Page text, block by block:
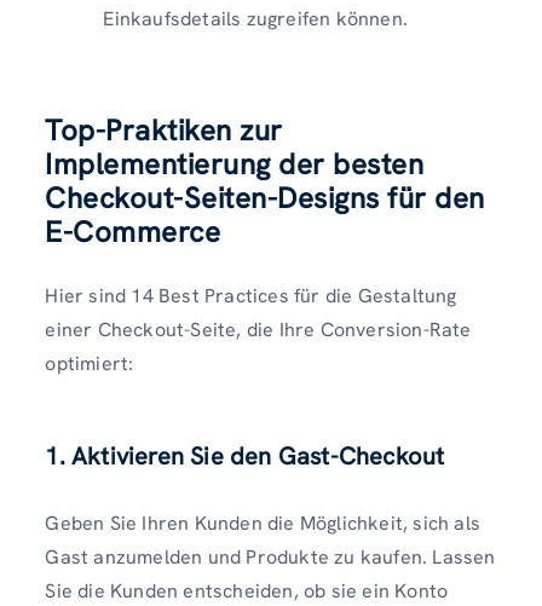
Einkaufsdetails zugreifen können.
Top-Praktiken zur
Implementierung der besten
Checkout-Seiten-Designs für den
E-Commerce
Hier sind 14 Best Practices für die Gestaltung
einer Checkout-Seite, die Ihre Conversion-Rate
optimiert:
1. Aktivieren Sie den Gast-Checkout
Geben Sie Ihren Kunden die Möglichkeit, sich als
Gast anzumelden und Produkte zu kaufen. Lassen
Sie die Kunden entscheiden, ob sie ein Konto